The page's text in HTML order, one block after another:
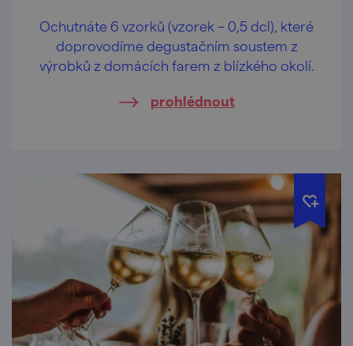
Ochutnáte 6 vzorků (vzorek – 0,5 dcl), které
doprovodíme degustačním soustem z
výrobků z domácích farem z blízkého okolí.
prohlédnout